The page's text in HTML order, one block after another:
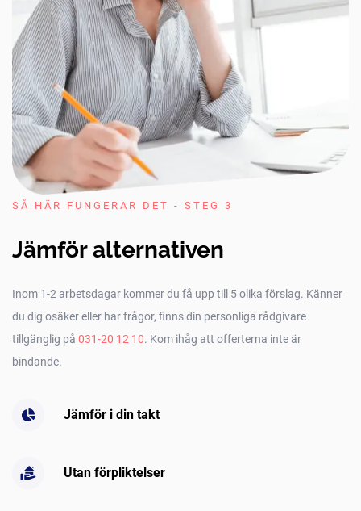
SÅ HÄR FUNGERAR DET - STEG 3
Jämför alternativen
Inom 1-2 arbetsdagar kommer du få upp till 5 olika förslag. Känner
du dig osäker eller har frågor, finns din personliga rådgivare
tillgänglig på 031-20 12 10. Kom ihåg att offerterna inte är
bindande.
Jämför i din takt
Utan förpliktelser